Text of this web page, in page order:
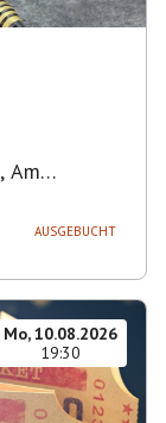
, Am
AUSGEBUCHT
Mo, 10.08.2026
19:30